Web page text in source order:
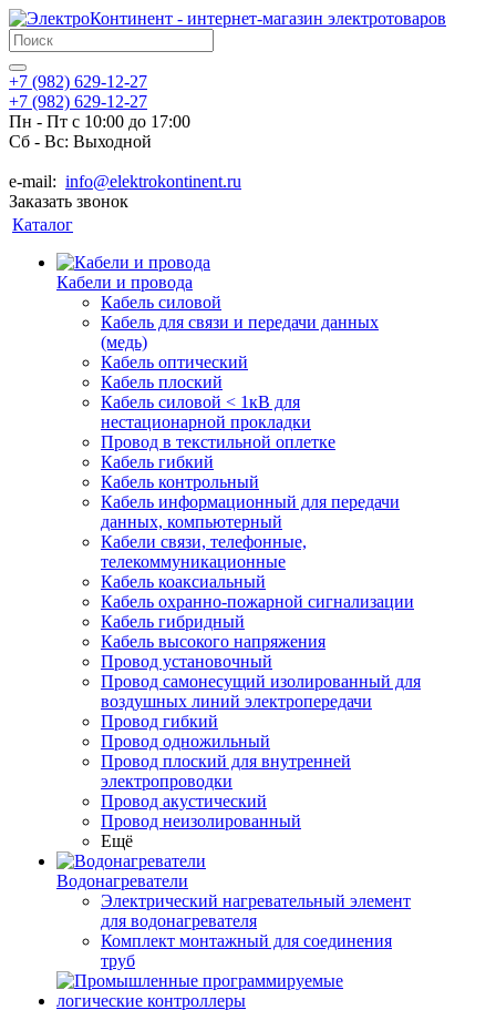
+7 (982) 629-12-27
+7 (982) 629-12-27
Пн - Пт с 10:00 до 17:00
Сб - Вс: Выходной
e-mail: info@elektrokontinent.ru
Заказать звонок
Каталог
Кабели и провода
Кабель силовой
Кабель для связи и передачи данных
(медь)
Кабель оптический
Кабель плоский
Кабель силовой < 1кВ для
нестационарной прокладки
Провод в текстильной оплетке
Кабель гибкий
Кабель контрольный
Кабель информационный для передачи
данных, компьютерный
Кабели связи, телефонные,
телекоммуникационные
Кабель коаксиальный
Кабель охранно-пожарной сигнализации
Кабель гибридный
Кабель высокого напряжения
Провод установочный
Провод самонесущий изолированный для
воздушных линий электропередачи
Провод гибкий
Провод одножильный
Провод плоский для внутренней
электропроводки
Провод акустический
Провод неизолированный
Ещё
Водонагреватели
Электрический нагревательный элемент
для водонагревателя
Комплект монтажный для соединения
труб